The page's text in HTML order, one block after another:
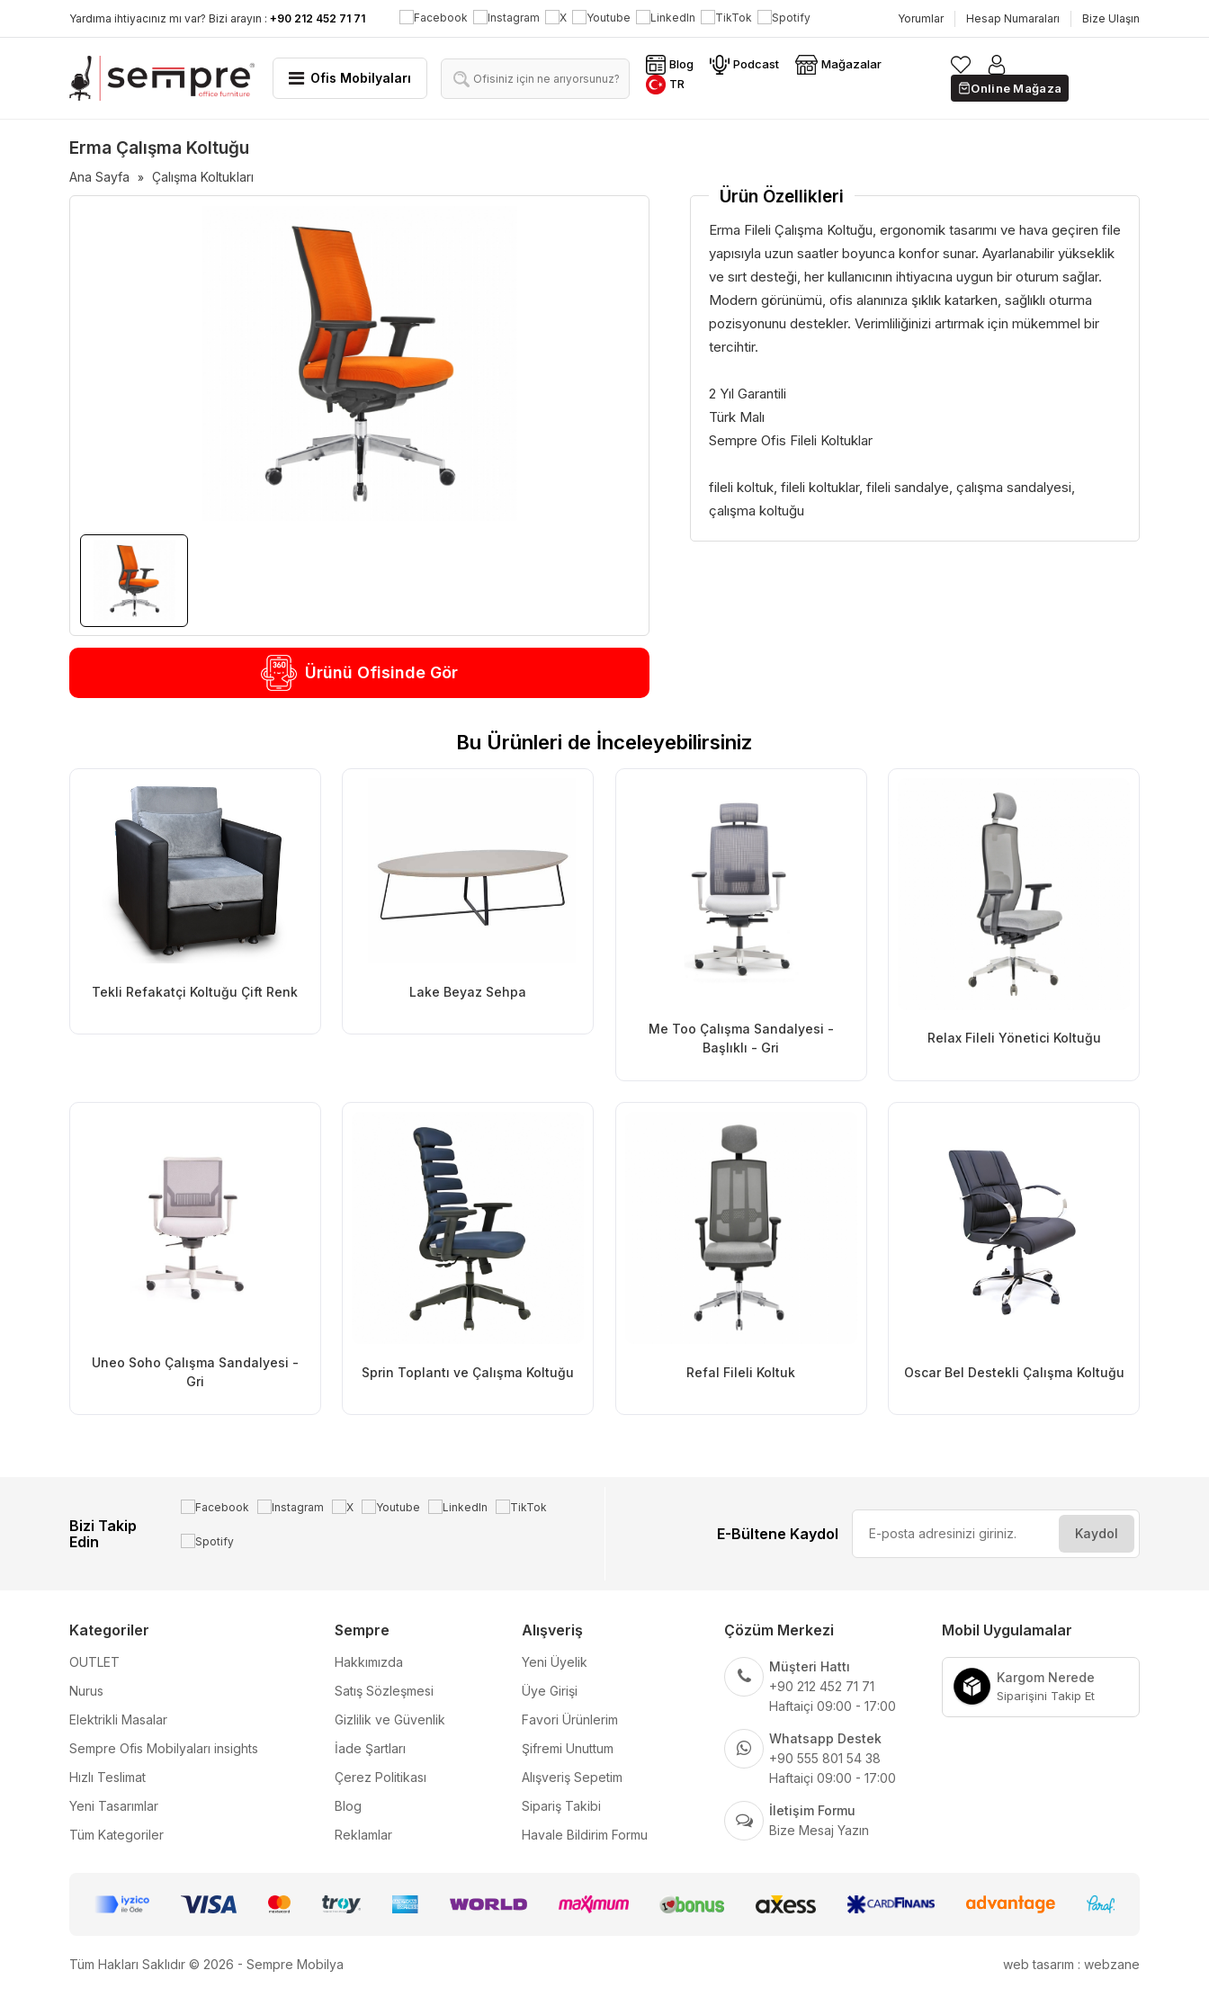
Yardıma ihtiyacınız mı var? Bizi arayın : +90 212 452 71 71 Yorumlar Hesap Numaraları Bize Ulaşın
Ofis Mobilyaları
Blog Podcast
Mağazalar
TR
Online Mağaza
Erma Çalışma Koltuğu
Ana Sayfa » Çalışma Koltukları
Ürünü Ofisinde Gör
Ürün Özellikleri
Erma Fileli Çalışma Koltuğu, ergonomik tasarımı ve hava geçiren file
yapısıyla uzun saatler boyunca konfor sunar. Ayarlanabilir yükseklik
ve sırt desteği, her kullanıcının ihtiyacına uygun bir oturum sağlar.
Modern görünümü, ofis alanınıza şıklık katarken, sağlıklı oturma
pozisyonunu destekler. Verimliliğinizi artırmak için mükemmel bir
tercihtir.
2 Yıl Garantili
Türk Malı
Sempre Ofis Fileli Koltuklar
fileli koltuk, fileli koltuklar, fileli sandalye, çalışma sandalyesi,
çalışma koltuğu
Bu Ürünleri de İnceleyebilirsiniz
Tekli Refakatçi Koltuğu Çift Renk Lake Beyaz Sehpa
Me Too Çalışma Sandalyesi -
Başlıklı - Gri
Relax Fileli Yönetici Koltuğu
Uneo Soho Çalışma Sandalyesi -
Gri
Sprin Toplantı ve Çalışma Koltuğu Refal Fileli Koltuk Oscar Bel Destekli Çalışma Koltuğu
Bizi Takip
Edin
E-Bültene Kaydol
Kategoriler
OUTLET
Nurus
Elektrikli Masalar
Sempre Ofis Mobilyaları insights
Hızlı Teslimat
Yeni Tasarımlar
Tüm Kategoriler
Sempre
Hakkımızda
Satış Sözleşmesi
Gizlilik ve Güvenlik
İade Şartları
Çerez Politikası
Blog
Reklamlar
Alışveriş
Yeni Üyelik
Üye Girişi
Favori Ürünlerim
Şifremi Unuttum
Alışveriş Sepetim
Sipariş Takibi
Havale Bildirim Formu
Çözüm Merkezi
Müşteri Hattı
+90 212 452 71 71
Haftaiçi 09:00 - 17:00
Whatsapp Destek
+90 555 801 54 38
Haftaiçi 09:00 - 17:00
İletişim Formu
Bize Mesaj Yazın
Mobil Uygulamalar
Kargom Nerede
Siparişini Takip Et
Tüm Hakları Saklıdır © 2026 - Sempre Mobilya web tasarım : webzane